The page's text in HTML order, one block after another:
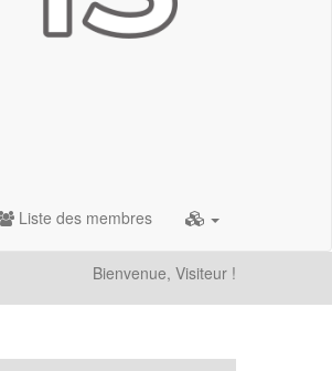
Liste des membres
Bienvenue, Visiteur !